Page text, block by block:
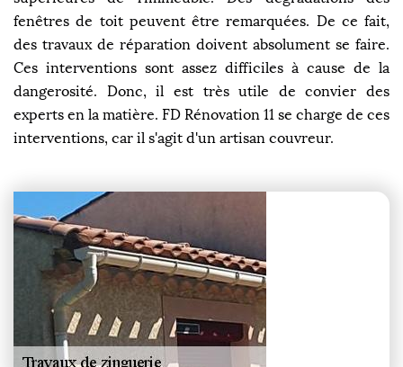
fenêtres de toit peuvent être remarquées. De ce fait,
des travaux de réparation doivent absolument se faire.
Ces interventions sont assez difficiles à cause de la
dangerosité. Donc, il est très utile de convier des
experts en la matière. FD Rénovation 11 se charge de ces
interventions, car il s'agit d'un artisan couvreur.